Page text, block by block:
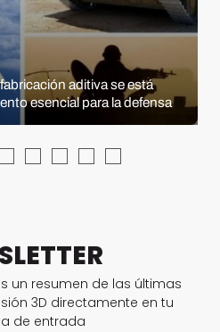
aditiva se está
esencial para la defensa
un resumen de las últimas
3D directamente en tu
de entrada